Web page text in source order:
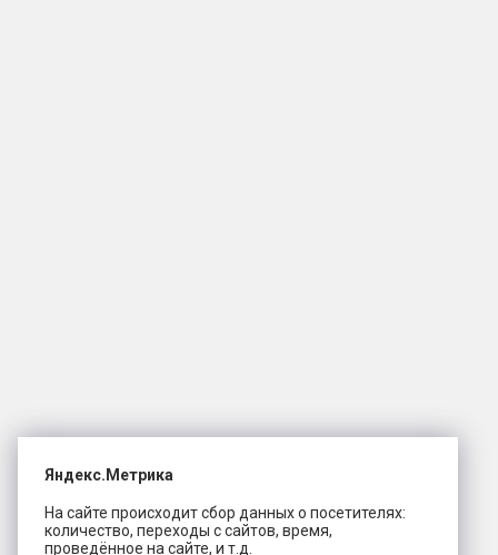
Яндекс.Метрика
На сайте происходит сбор данных о посетителях:
количество, переходы с сайтов, время,
проведённое на сайте, и т.д.